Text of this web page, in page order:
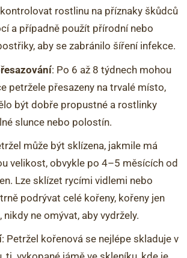
rostlinu na příznaky škůdců
a případně použít přírodní nebo
aby se zabránilo šíření infekce.
: Po 6 až 8 týdnech mohou
petržele přesazeny na trvalé místo,
být dobře propustné a rostlinky
slunce nebo polostín.
může být sklízena, jakmile má
velikost, obvykle po 4–5 měsících od
Lze sklízet rycími vidlemi nebo
podrývat celé kořeny, kořeny jen
ne omývat, aby vydržely.
: Petržel kořenová se nejlépe skladuje v